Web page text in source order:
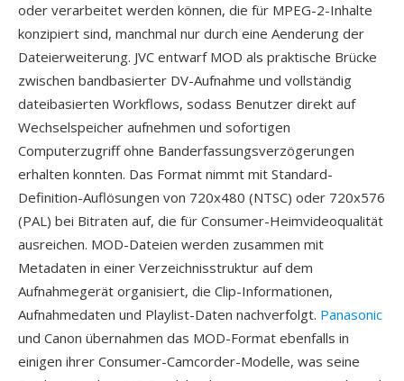
oder verarbeitet werden können, die für MPEG-2-Inhalte
konzipiert sind, manchmal nur durch eine Aenderung der
Dateierweiterung. JVC entwarf MOD als praktische Brücke
zwischen bandbasierter DV-Aufnahme und vollständig
dateibasierten Workflows, sodass Benutzer direkt auf
Wechselspeicher aufnehmen und sofortigen
Computerzugriff ohne Banderfassungsverzögerungen
erhalten konnten. Das Format nimmt mit Standard-
Definition-Auflösungen von 720x480 (NTSC) oder 720x576
(PAL) bei Bitraten auf, die für Consumer-Heimvideoqualität
ausreichen. MOD-Dateien werden zusammen mit
Metadaten in einer Verzeichnisstruktur auf dem
Aufnahmegerät organisiert, die Clip-Informationen,
Aufnahmedaten und Playlist-Daten nachverfolgt. Panasonic
und Canon übernahmen das MOD-Format ebenfalls in
einigen ihrer Consumer-Camcorder-Modelle, was seine